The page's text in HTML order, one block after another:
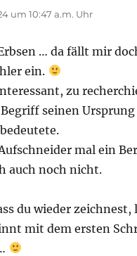
um 10:47 a.m. Uhr
… da fällt mir
ein.
zu
seinen
mal ein
auch noch nicht.
du wieder zeichnest,
mit dem ersten